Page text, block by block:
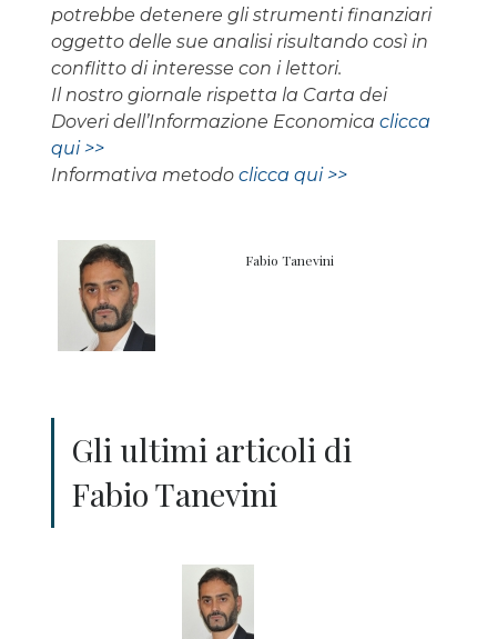
potrebbe detenere gli strumenti finanziari
oggetto delle sue analisi risultando così in
conflitto di interesse con i lettori.
Il nostro giornale rispetta la Carta dei
Doveri dell’Informazione Economica clicca
qui >>
Informativa metodo clicca qui >>
Fabio Tanevini
Gli ultimi articoli di
Fabio Tanevini